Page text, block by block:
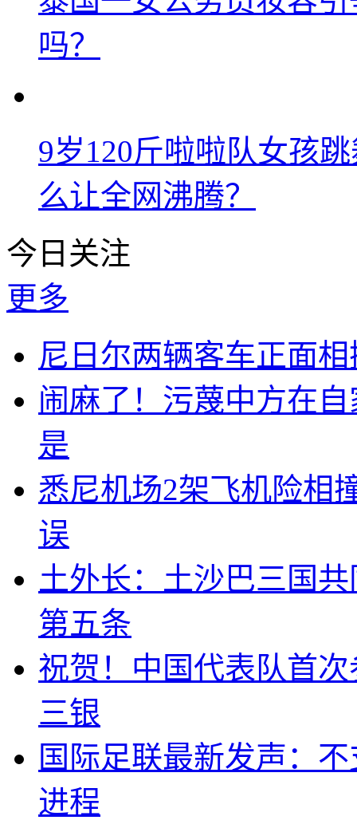
吗？
9岁120斤啦啦队女孩
么让全网沸腾？
今日关注
更多
尼日尔两辆客车正面
闹麻了！污蔑中方在
是
悉尼机场2架飞机险相
误
土外长：土沙巴三国
第五条
祝贺！中国代表队首
三银
国际足联最新发声：
进程